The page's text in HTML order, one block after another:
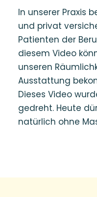
In unserer Praxis
und privat
Patienten der
diesem Video
unseren
Ausstattung
Dieses Video
gedreht. Heute
natürlich ohne